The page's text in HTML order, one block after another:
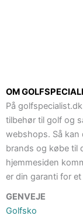
OM
På
tilbehør til golf og
webshops. Så
brands og købe til
hjemmesiden
er din garanti for
GENVEJE
Golfsko